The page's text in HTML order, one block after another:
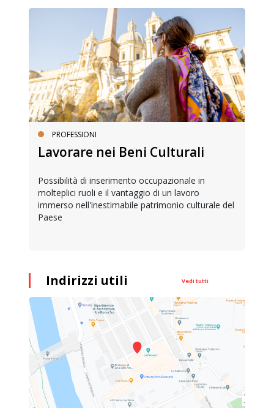
PROFESSIONI
Lavorare nei Beni Culturali
Possibilità di inserimento occupazionale in
molteplici ruoli e il vantaggio di un lavoro
immerso nell'inestimabile patrimonio culturale del
Paese
Indirizzi utili Vedi tutti